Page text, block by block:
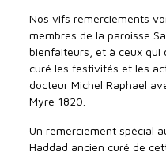
Nos vifs remerciements
membres de la paroisse
bienfaiteurs, et à ceux qui
curé les festivités et les
docteur Michel Raphael
Myre 1820.
Un remerciement spécial
Haddad ancien curé de